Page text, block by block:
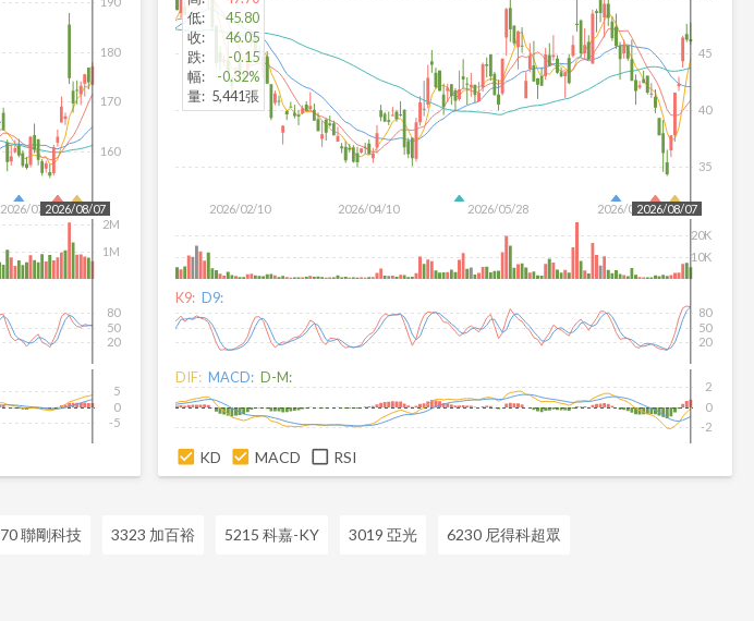
2026/07/16
160
170
180
2026/08/07
1M
2M
20
50
80
-5
0
5
2026/02/10 2026/04/10 2026/05/28 2026/07/16
35
40
45
2026/08/07
10K
20K
低:
45.80
收:
46.05
跌:
-0.15
幅:
-0.32%
量: 5,441張
K9: D9:
20
50
80
DIF: MACD: D-M:
-2
0
2
KD MACD RSI
聯剛科技 3323 加百裕 5215 科嘉-KY 3019 亞光 6230 尼得科超眾